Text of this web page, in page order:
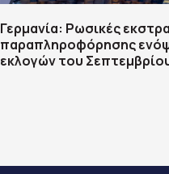
Γερμανία: Ρωσικές
παραπληροφόρησης
εκλογών του